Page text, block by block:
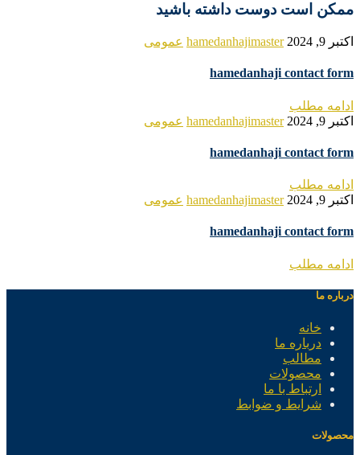
ممکن است دوست داشته باشید
اکتبر 9, 2024 hamedanhajimaster عمومی
hamedanhaji contact form
ادامه مطلب
اکتبر 9, 2024
hamedanhajimaster عمومی
hamedanhaji contact form
ادامه مطلب
اکتبر 9, 2024
hamedanhajimaster عمومی
hamedanhaji contact form
ادامه مطلب
درباره ما
خانه
درباره ما
مطالب
محصولات
ارتباط با ما
شرایط و ضوابط
محصولات